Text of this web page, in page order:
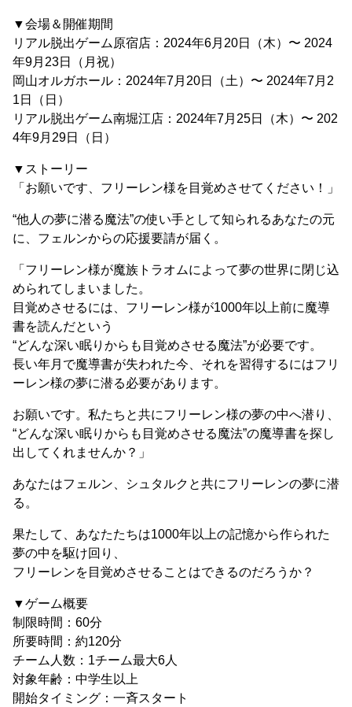
▼会場＆開催期間
リアル脱出ゲーム原宿店：2024年6月20日（木）〜 2024
年9月23日（月祝）
岡山オルガホール：2024年7月20日（土）〜 2024年7月2
1日（日）
リアル脱出ゲーム南堀江店：2024年7月25日（木）〜 202
4年9月29日（日）
▼ストーリー
「お願いです、フリーレン様を目覚めさせてください！」
“他人の夢に潜る魔法”の使い手として知られるあなたの元
に、フェルンからの応援要請が届く。
「フリーレン様が魔族トラオムによって夢の世界に閉じ込
められてしまいました。
目覚めさせるには、フリーレン様が1000年以上前に魔導
書を読んだという
“どんな深い眠りからも目覚めさせる魔法”が必要です。
長い年月で魔導書が失われた今、それを習得するにはフリ
ーレン様の夢に潜る必要があります。
お願いです。私たちと共にフリーレン様の夢の中へ潜り、
“どんな深い眠りからも目覚めさせる魔法”の魔導書を探し
出してくれませんか？」
あなたはフェルン、シュタルクと共にフリーレンの夢に潜
る。
果たして、あなたたちは1000年以上の記憶から作られた
夢の中を駆け回り、
フリーレンを目覚めさせることはできるのだろうか？
▼ゲーム概要
制限時間：60分
所要時間：約120分
チーム人数：1チーム最大6人
対象年齢：中学生以上
開始タイミング：一斉スタート